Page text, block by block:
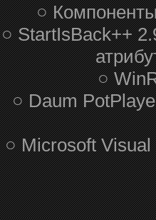
○
○ StartIsBack++
○
○ Daum
○ Microsoft Visual